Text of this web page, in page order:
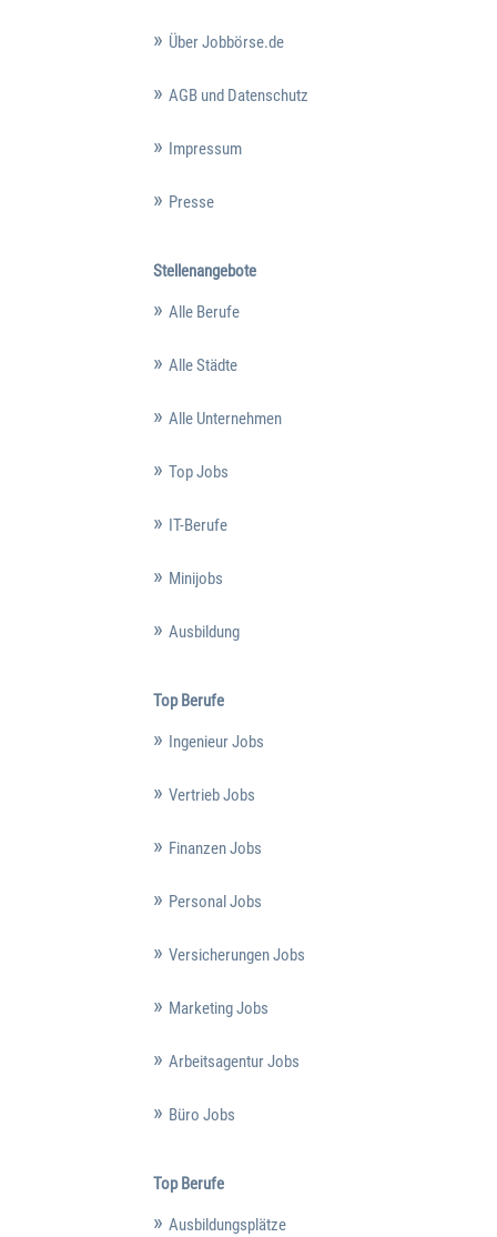
Über Jobbörse.de
AGB und Datenschutz
Impressum
Presse
Stellenangebote
Alle Berufe
Alle Städte
Alle Unternehmen
Top Jobs
IT-Berufe
Minijobs
Ausbildung
Top Berufe
Ingenieur Jobs
Vertrieb Jobs
Finanzen Jobs
Personal Jobs
Versicherungen Jobs
Marketing Jobs
Arbeitsagentur Jobs
Büro Jobs
Top Berufe
Ausbildungsplätze